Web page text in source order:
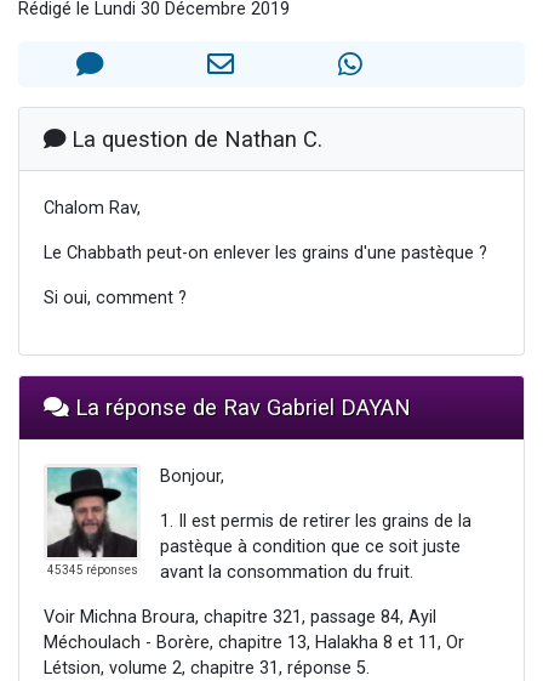
30 personnes viennent de faire un don pour Sauvez la jambe de Yohan
12 nouvelles musiques dans Torah-Box Music
29 personnes viennent de demander une bénédiction
Rédigé le Lundi 30 Décembre 2019
La question de Nathan C.
Chalom Rav,
Le Chabbath peut-on enlever les grains d'une pastèque ?
Si oui, comment ?
La réponse de Rav Gabriel DAYAN
45345 réponses
Bonjour,
1. Il est permis de retirer les grains de la
pastèque à condition que ce soit juste
avant la consommation du fruit.
Voir Michna Broura, chapitre 321, passage 84, Ayil
Méchoulach - Borère, chapitre 13, Halakha 8 et 11, Or
Létsion, volume 2, chapitre 31, réponse 5.